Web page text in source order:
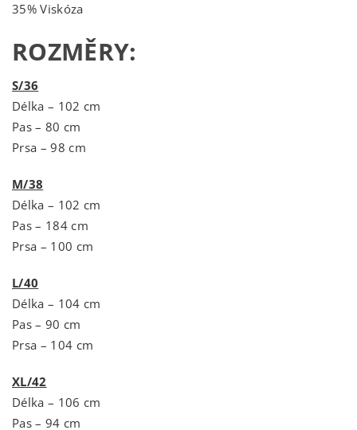
35% Viskóza
ROZMĚRY:
S/36
Délka – 102 cm
Pas – 80 cm
Prsa – 98 cm
M/38
Délka – 102 cm
Pas – 184 cm
Prsa – 100 cm
L/40
Délka – 104 cm
Pas – 90 cm
Prsa – 104 cm
XL/42
Délka – 106 cm
Pas – 94 cm